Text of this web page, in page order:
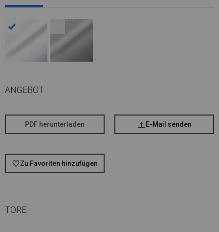
ANGEBOT
PDF herunterladen E-Mail senden
Zu Favoriten hinzufügen
TORE